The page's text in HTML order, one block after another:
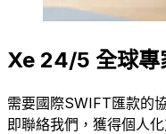
Xe 24/5 全球專
需要國際SWIFT匯款的
即聯絡我們，獲得個人化